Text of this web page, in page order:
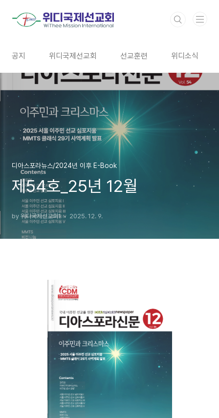
공지 위디국제선교회 선교훈련 위디소식
디아스포라뉴스/2024년 이후 E-Book
제54호_25년 12월
by 위디국제선교회1 2025. 12. 9.